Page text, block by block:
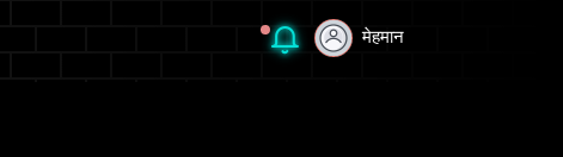
मेहमान
मेहमान